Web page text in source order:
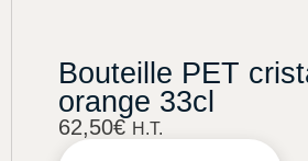
Bouteille PET
orange 33cl
62,50€ H.T.